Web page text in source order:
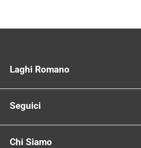
Laghi Romano
Tel:0545 61567
P.IVA:00276830395
Seguici
Chi Siamo